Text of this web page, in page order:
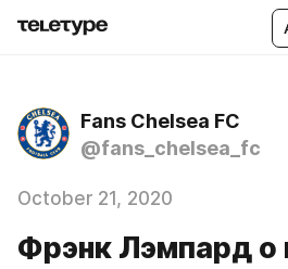
Fans Chelsea FC
@fans_chelsea_fc
October 21, 2020
Фрэнк Лэмпард о